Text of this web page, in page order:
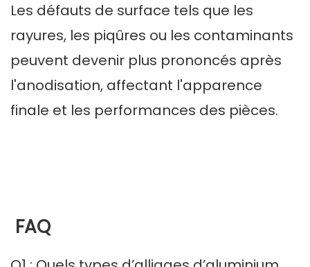
Les défauts de surface tels que les
rayures, les piqûres ou les contaminants
peuvent devenir plus prononcés après
l'anodisation, affectant l'apparence
finale et les performances des pièces.
FAQ